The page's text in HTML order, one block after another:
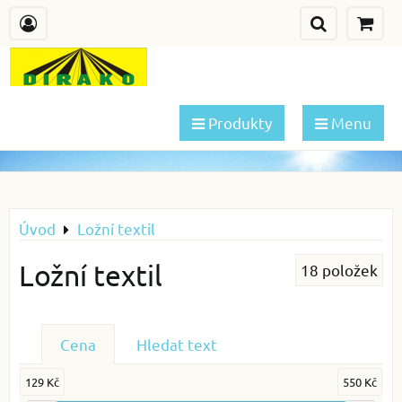
Produkty Menu
Úvod Ložní textil
Ložní textil 18 položek
Cena Hledat text
129 Kč 550 Kč